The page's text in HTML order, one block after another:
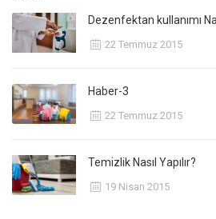
Dezenfektan kullanımı
22 Temmuz 2015
Haber-3
22 Temmuz 2015
Temizlik Nasıl Yapılır?
19 Nisan 2015